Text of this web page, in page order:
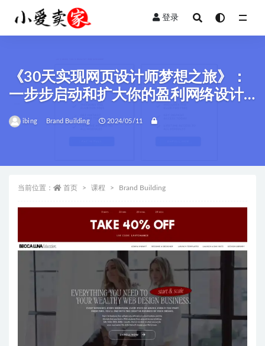
登录
《30天实现网页设计师梦想之旅》：
一步步启动和扩大你的盈利网络设计
业务！
ibing Brand Building 2024/05/11
当前位置： 首页 课程 Brand Building